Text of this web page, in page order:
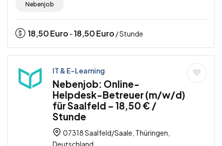
Nebenjob
18,50Euro -18,50Euro / Stunde
IT & E-Learning
Nebenjob: Online-
Helpdesk-Betreuer (m/w/d)
für Saalfeld – 18,50 € /
Stunde
07318 Saalfeld/Saale, Thüringen,
Deutschland